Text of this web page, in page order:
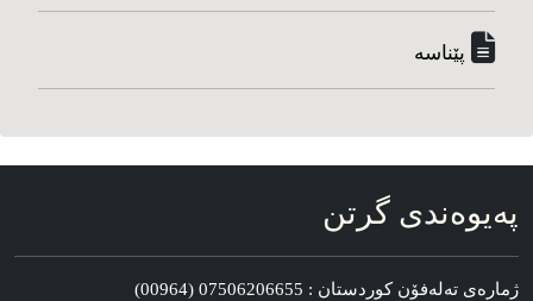
پێناسه‌
په‌یوه‌ندی گرتن
ژماره‌ی ته‌له‌فۆن کوردستان : 07506206655 (00964)